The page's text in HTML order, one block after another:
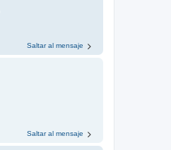
Saltar al mensaje
Saltar al mensaje